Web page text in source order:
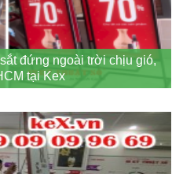
đứng ngoài trời chịu gió,
tại Kex